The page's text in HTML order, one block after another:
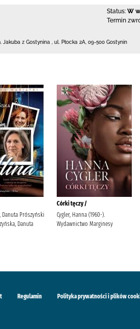
Status: W
Termin
Jakuba z Gostynina ul. Płocka 2A 09-500 Gostynin
Danuta Prószyński
Danuta
Córki tęczy /
Cygler, Hanna (1960-).
Wydawnictwo Marginesy
Regulamin Polityka prywatności i plików